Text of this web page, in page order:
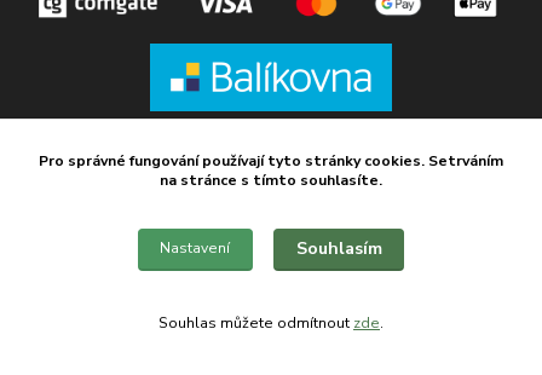
Pro správné fungování používají tyto stránky cookies. Setrváním
na stránce s tímto souhlasíte.
Nastavení Souhlasím
Souhlas můžete odmítnout zde.